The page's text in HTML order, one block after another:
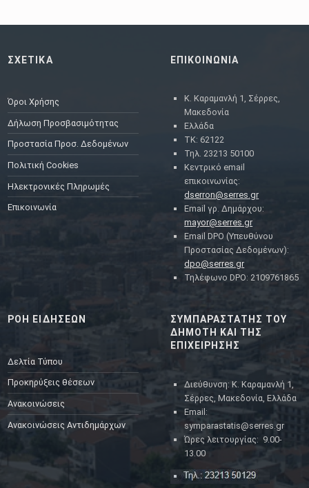
ΣΧΕΤΙΚΑ
Όροι Χρήσης
Δήλωση Προσβασιμότητας
Προστασία Προσ. Δεδομένων
Πολιτική Cookies
Ηλεκτρονικές Πληρωμές
Επικοινωνία
ΕΠΙΚΟΙΝΩΝΙΑ
Κ. Καραμανλή 1, Σέρρες,
Μακεδονία
Ελλάδα
ΤΚ: 62122
Τηλ. 23213 50100
Κεντρικό email
επικοινωνίας:
dserron@serres.gr
Email γρ. Δημάρχου:
mayor@serres.gr
Email DPO (Υπευθύνου
Προστασίας Δεδομένων):
dpo@serres.gr
Τηλέφωνο DPO: 2109761865
ΡΟΗ ΕΙΔΗΣΕΩΝ
Δελτία Τύπου
Προκηρύξεις θέσεων
Ανακοινώσεις
Ανακοινώσεις Αντιδημάρχων
ΣΥΜΠΑΡΑΣΤΑΤΗΣ ΤΟΥ
ΔΗΜΟΤΗ ΚΑΙ ΤΗΣ
ΕΠΙΧΕΙΡΗΣΗΣ
Διεύθυνση: Κ. Καραμανλή 1,
Σέρρες, Μακεδονία, Ελλάδα
Email:
symparastatis@serres.gr
Ώρες λειτουργίας: 9.00-
13.00